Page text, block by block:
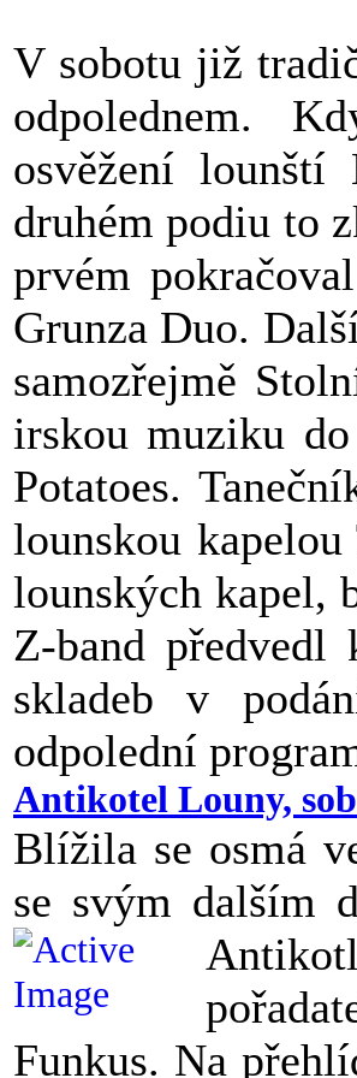
V sobotu již
odpolednem.
osvěžení
druhém podiu to
prvém
Grunza Duo.
samozřejmě
irskou muziku
Potatoes.
lounskou
lounských kapel,
Z-band předvedl
skladeb v
odpolední
Antikotel Louny,
Blížila se osmá
se svým dalším
Funkus. Na